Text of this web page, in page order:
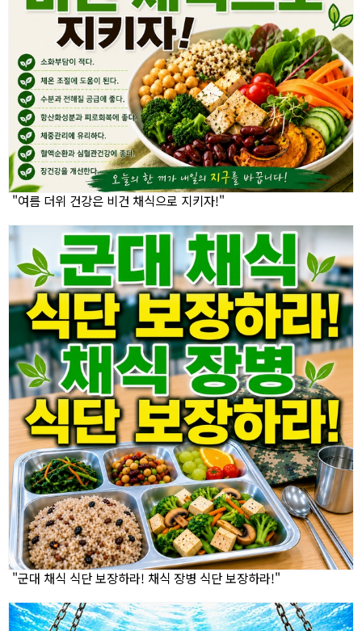
"여름 더위 건강은 비건 채식으로 지키자!"
"군대 채식 식단 보장하라! 채식 장병 식단 보장하라!"